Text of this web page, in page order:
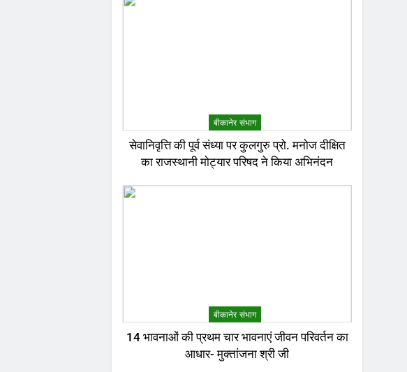
बीकानेर संभाग
सेवानिवृत्ति की पूर्व संध्या पर कुलगुरु प्रो. मनोज दीक्षित
का राजस्थानी मोट्यार परिषद ने किया अभिनंदन
बीकानेर संभाग
14 भावनाओं की प्रथम चार भावनाएं जीवन परिवर्तन का
आधार- मुक्तांजना श्री जी